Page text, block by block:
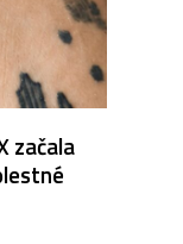
začala